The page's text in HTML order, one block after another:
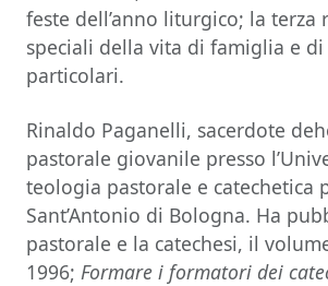
feste dell’anno liturgico; la
speciali della vita di famiglia e
particolari.
Rinaldo Paganelli, sacerdote
pastorale giovanile presso
teologia pastorale e catechetica
Sant’Antonio di Bologna. Ha
pastorale e la catechesi, il
1996;Formare i formatori dei